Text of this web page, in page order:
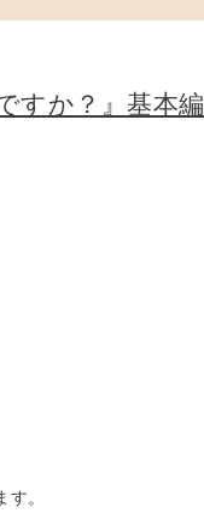
すか？』基本編
。